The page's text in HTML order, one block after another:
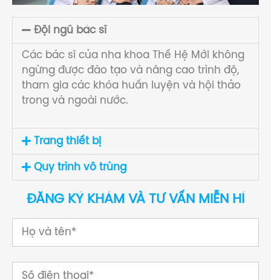
Đội ngũ bác sĩ
Các bác sĩ của nha khoa Thế Hệ Mới không
ngừng được đào tạo và nâng cao trình độ,
tham gia các khóa huấn luyện và hội thảo
trong và ngoài nước.
Trang thiết bị
Quy trình vô trùng
ĐĂNG KÝ KHÁM VÀ TƯ VẤN MIỄN HÍ